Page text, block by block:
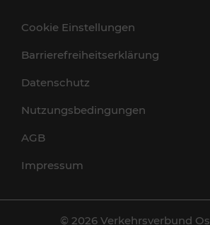
Cookie Einstellungen
Barrierefreiheitserklärung
Datenschutz
Nutzungsbedingungen
AGB
Impressum
© 2026 Verkehrsverbund